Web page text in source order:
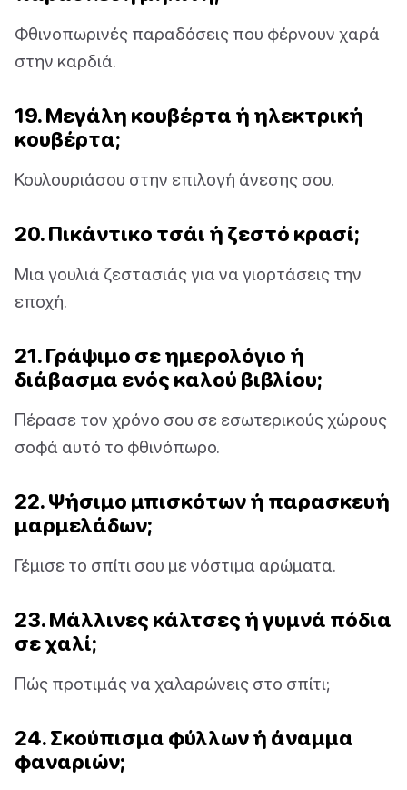
Φθινοπωρινές παραδόσεις που φέρνουν χαρά
στην καρδιά.
19. Μεγάλη κουβέρτα ή ηλεκτρική
κουβέρτα;
Κουλουριάσου στην επιλογή άνεσης σου.
20. Πικάντικο τσάι ή ζεστό κρασί;
Μια γουλιά ζεστασιάς για να γιορτάσεις την
εποχή.
21. Γράψιμο σε ημερολόγιο ή
διάβασμα ενός καλού βιβλίου;
Πέρασε τον χρόνο σου σε εσωτερικούς χώρους
σοφά αυτό το φθινόπωρο.
22. Ψήσιμο μπισκότων ή παρασκευή
μαρμελάδων;
Γέμισε το σπίτι σου με νόστιμα αρώματα.
23. Μάλλινες κάλτσες ή γυμνά πόδια
σε χαλί;
Πώς προτιμάς να χαλαρώνεις στο σπίτι;
24. Σκούπισμα φύλλων ή άναμμα
φαναριών;